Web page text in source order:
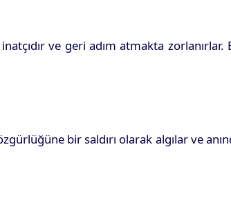
ve geri adım atmakta zorlanırlar.
bir saldırı olarak algılar ve